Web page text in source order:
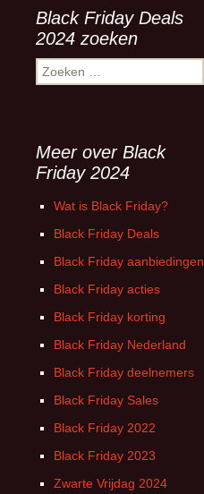
Black Friday Deals
2024 zoeken
Zoeken
naar:
Meer over Black
Friday 2024
Wat is Black Friday?
Black Friday Deals
Black Friday aanbiedingen
Black Friday acties
Black Friday korting
Black Friday Nederland
Black Friday deelnemers
Black Friday Sales
Black Friday 2022
Black Friday 2023
Zwarte Vrijdag 2024